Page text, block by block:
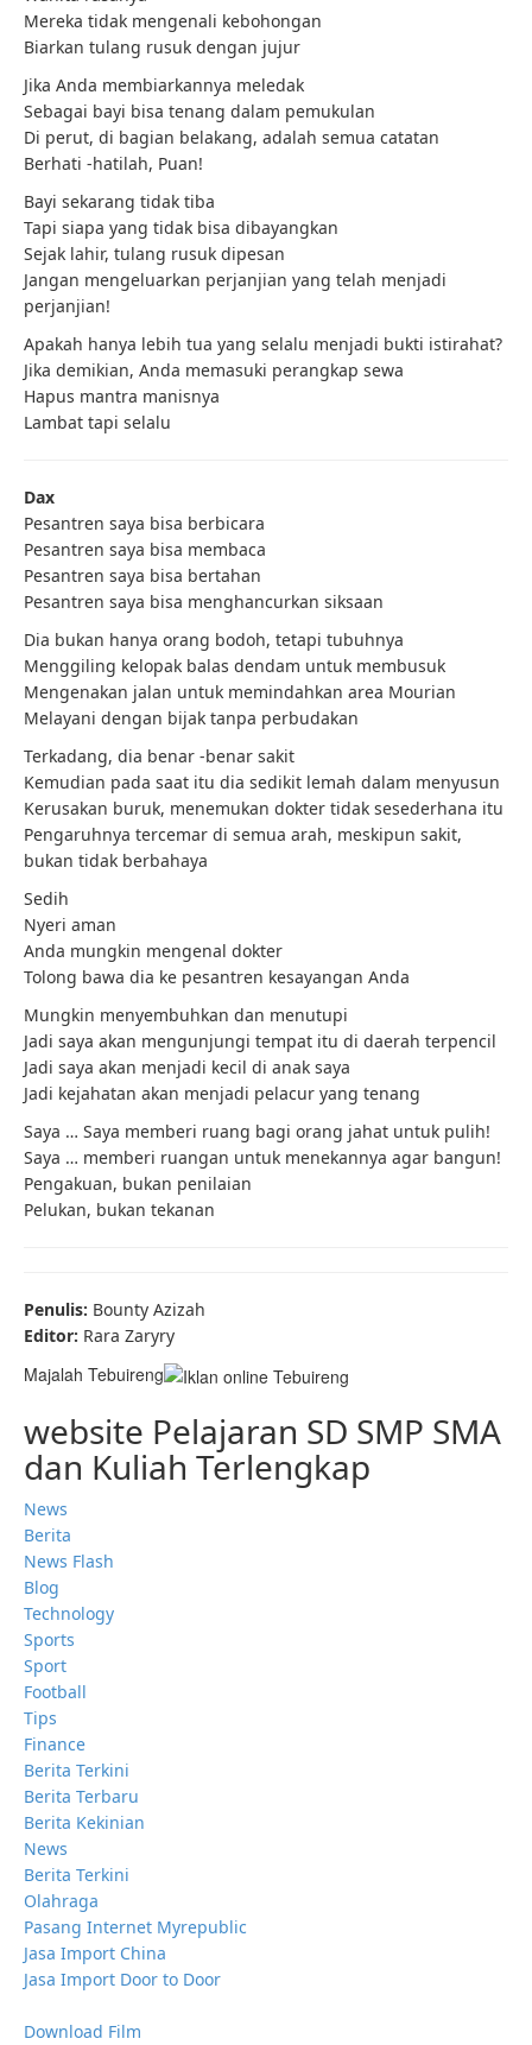
Mereka tidak mengenali kebohongan
Biarkan tulang rusuk dengan jujur
Jika Anda membiarkannya meledak
Sebagai bayi bisa tenang dalam pemukulan
Di perut, di bagian belakang, adalah semua catatan
Berhati -hatilah, Puan!
Bayi sekarang tidak tiba
Tapi siapa yang tidak bisa dibayangkan
Sejak lahir, tulang rusuk dipesan
Jangan mengeluarkan perjanjian yang telah menjadi
perjanjian!
Apakah hanya lebih tua yang selalu menjadi bukti istirahat?
Jika demikian, Anda memasuki perangkap sewa
Hapus mantra manisnya
Lambat tapi selalu
Dax
Pesantren saya bisa berbicara
Pesantren saya bisa membaca
Pesantren saya bisa bertahan
Pesantren saya bisa menghancurkan siksaan
Dia bukan hanya orang bodoh, tetapi tubuhnya
Menggiling kelopak balas dendam untuk membusuk
Mengenakan jalan untuk memindahkan area Mourian
Melayani dengan bijak tanpa perbudakan
Terkadang, dia benar -benar sakit
Kemudian pada saat itu dia sedikit lemah dalam menyusun
Kerusakan buruk, menemukan dokter tidak sesederhana itu
Pengaruhnya tercemar di semua arah, meskipun sakit,
bukan tidak berbahaya
Sedih
Nyeri aman
Anda mungkin mengenal dokter
Tolong bawa dia ke pesantren kesayangan Anda
Mungkin menyembuhkan dan menutupi
Jadi saya akan mengunjungi tempat itu di daerah terpencil
Jadi saya akan menjadi kecil di anak saya
Jadi kejahatan akan menjadi pelacur yang tenang
Saya … Saya memberi ruang bagi orang jahat untuk pulih!
Saya … memberi ruangan untuk menekannya agar bangun!
Pengakuan, bukan penilaian
Pelukan, bukan tekanan
Penulis: Bounty Azizah
Editor: Rara Zaryry
Majalah Tebuireng
website Pelajaran SD SMP SMA
dan Kuliah Terlengkap
News
Berita
News Flash
Blog
Technology
Sports
Sport
Football
Tips
Finance
Berita Terkini
Berita Terbaru
Berita Kekinian
News
Berita Terkini
Olahraga
Pasang Internet Myrepublic
Jasa Import China
Jasa Import Door to Door
Download Film